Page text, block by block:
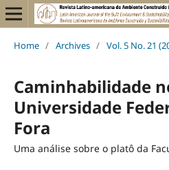
Home / Archives / Vol. 5 No. 21
Caminhabilidade
Universidade
Fora
Uma análise sobre o platô da